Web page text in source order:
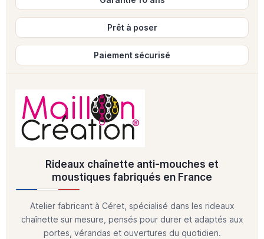
Prêt à poser
Paiement sécurisé
Rideaux chaînette anti-mouches et
moustiques fabriqués en France
Atelier fabricant à Céret, spécialisé dans les rideaux
chaînette sur mesure, pensés pour durer et adaptés aux
portes, vérandas et ouvertures du quotidien.